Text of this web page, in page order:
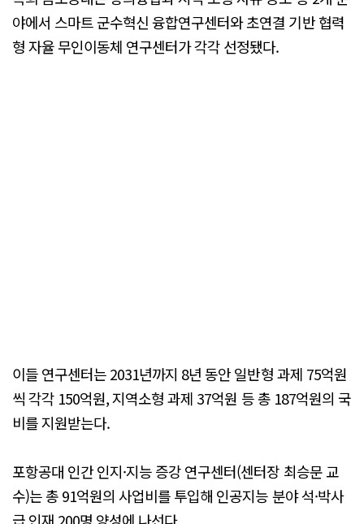
야에서 스마트 군수혁신 융합연구센터와 초연결 기반 협력
형 자율 무인이동체 연구센터가 각각 선정됐다.
이들 연구센터는 2031년까지 8년 동안 일반형 과제 75억원
씩 각각 150억원, 지역소형 과제 37억원 등 총 187억원의 국
비를 지원받는다.
포항공대 인간 인지·지능 증강 연구센터(센터장 최승문 교
수)는 총 91억원의 사업비를 투입해 인공지능 분야 석·박사